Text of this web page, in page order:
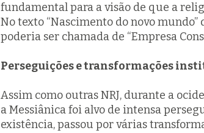
fundamental para a visão de que a
No texto “Nascimento do novo mundo”
poderia ser chamada de “Empresa
Perseguições e transformações
Assim como outras NRJ, durante a
a Messiânica foi alvo de intensa
existência, passou por várias